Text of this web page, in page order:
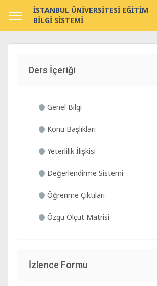
İSTANBUL ÜNİVERSİTESİ EĞİTİM
BİLGİ SİSTEMİ
Ders İçeriği
Genel Bilgi
Konu Başlıkları
Yeterlilik İlişkisi
Değerlendirme Sistemi
Öğrenme Çıktıları
Özgü Ölçüt Matrisi
İzlence Formu